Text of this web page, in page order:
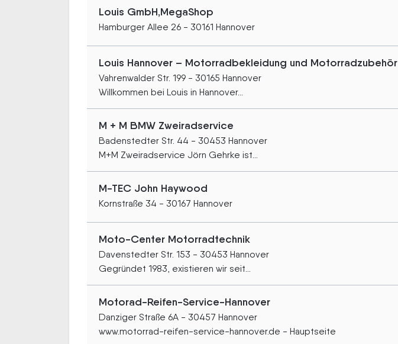
Louis GmbH,MegaShop
Hamburger Allee 26 - 30161 Hannover
Louis Hannover – Motorradbekleidung und Motorradzubehör
Vahrenwalder Str. 199 - 30165 Hannover
Willkommen bei Louis in Hannover...
M + M BMW Zweiradservice
Badenstedter Str. 44 - 30453 Hannover
M+M Zweiradservice Jörn Gehrke ist...
M-TEC John Haywood
Kornstraße 34 - 30167 Hannover
Moto-Center Motorradtechnik
Davenstedter Str. 153 - 30453 Hannover
Gegründet 1983, existieren wir seit...
Motorad-Reifen-Service-Hannover
Danziger Straße 6A - 30457 Hannover
www.motorrad-reifen-service-hannover.de - Hauptseite